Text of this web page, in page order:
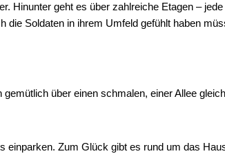
Hinunter geht es über zahlreiche Etagen –
Soldaten in ihrem Umfeld gefühlt haben
über einen schmalen, einer Allee
Zum Glück gibt es rund um das